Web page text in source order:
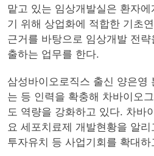
맡고 있는 임상개발실은 환자
기 위해 상업화에 적합한 기초
근거를 바탕으로 임상개발 전
출하는 업무를 한다.
삼성바이오로직스 출신 양은영
는 등 인력을 확충해 차바이오
도 역량을 강화하고 있다. 차바
요 세포치료제 개발현황을 알
투자유치 등 사업기회를 확대하